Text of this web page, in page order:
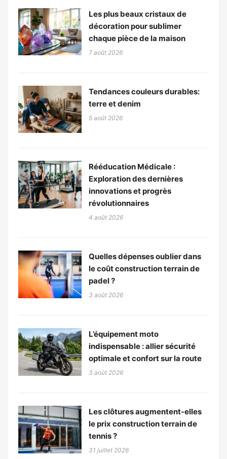
Les plus beaux cristaux de
décoration pour sublimer
chaque pièce de la maison
7 août 2026
Tendances couleurs durables:
terre et denim
5 août 2026
Rééducation Médicale :
Exploration des dernières
innovations et progrès
révolutionnaires
4 août 2026
Quelles dépenses oublier dans
le coût construction terrain de
padel ?
3 août 2026
L’équipement moto
indispensable : allier sécurité
optimale et confort sur la route
3 août 2026
Les clôtures augmentent-elles
le prix construction terrain de
tennis ?
31 juillet 2026